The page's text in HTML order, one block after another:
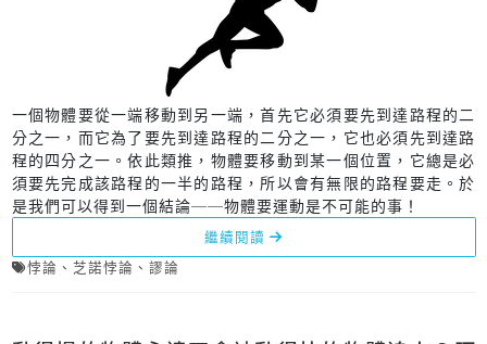
一個物體要從一端移動到另一端，首先它必須要先到達路程的二
分之一，而它為了要先到達路程的二分之一，它也必須先到達路
程的四分之一。依此類推，物體要移動到某一個位置，它總是必
須要先完成該路程的一半的路程，所以會有無限的路程要走。於
是我們可以得到一個結論──物體要運動是不可能的事！
繼續閱讀
悖論 、 芝諾悖論 、 謬論